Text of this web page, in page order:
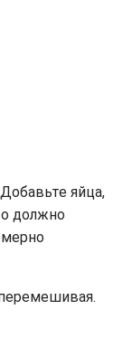
яйца,
должно